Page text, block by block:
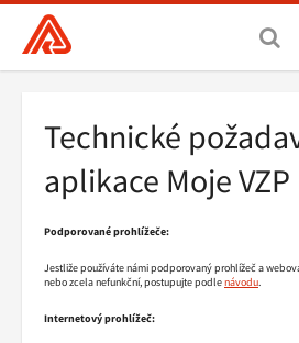
Všeobecná
zdravotní
hlavní
stránka
Drobečková
navigace
Technické
aplikace Moje VZP
Podporované prohlížeče:
Jestliže používáte námi podporovaný prohlížeč a
nebo zcela nefunkční, postupujte podlenávodu.
Internetový prohlížeč: